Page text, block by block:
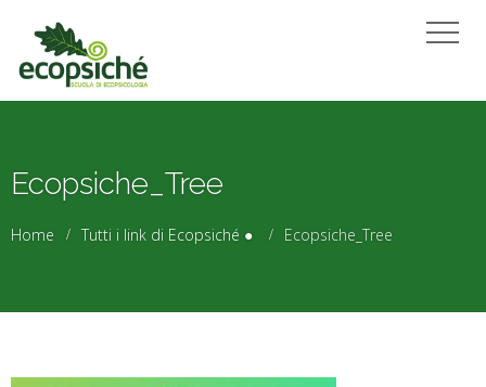
Ecopsiche_Tree
Home Tutti i link di Ecopsiché ● Ecopsiche_Tree